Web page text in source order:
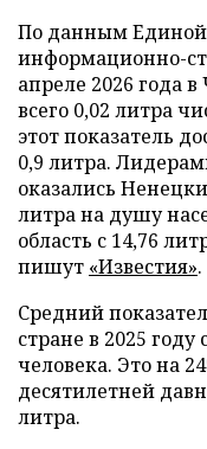
По данным
информационно-
апреле 2026 года
всего 0,02 литра
этот показатель
0,9 литра.
оказались
литра на душу
область с 14,76
пишут «Известия».
Средний
стране в 2025 году
человека. Это на
десятилетней
литра.